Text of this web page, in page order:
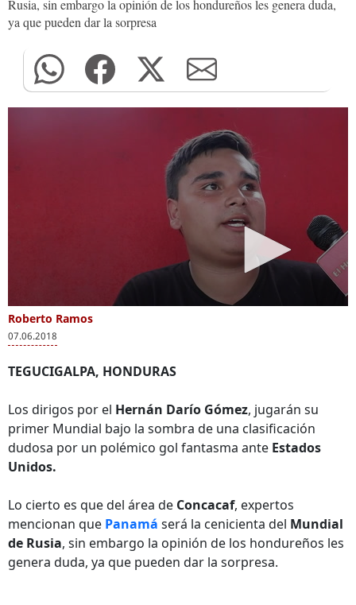
Rusia, sin embargo la opinión de los hondureños les genera duda,
ya que pueden dar la sorpresa
Roberto Ramos
07.06.2018
TEGUCIGALPA, HONDURAS
Los dirigos por el Hernán Darío Gómez, jugarán su
primer Mundial bajo la sombra de una clasificación
dudosa por un polémico gol fantasma ante Estados
Unidos.
Lo cierto es que del área de Concacaf, expertos
mencionan que Panamá será la cenicienta del Mundial
de Rusia, sin embargo la opinión de los hondureños les
genera duda, ya que pueden dar la sorpresa.